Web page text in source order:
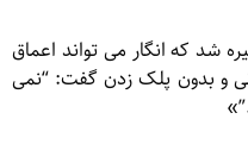
شد که انگار می تواند اعماق
و بدون پلک زدن گفت: “نمی